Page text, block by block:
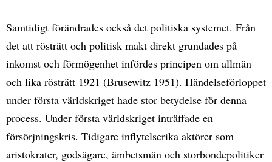
Samtidigt förändrades också det politiska systemet. Från
det att rösträtt och politisk makt direkt grundades på
inkomst och förmögenhet infördes principen om allmän
och lika rösträtt 1921 (Brusewitz 1951). Händelseförloppet
under första världskriget hade stor betydelse för denna
process. Under första världskriget inträffade en
försörjningskris. Tidigare inflytelserika aktörer som
aristokrater, godsägare, ämbetsmän och storbondepolitiker